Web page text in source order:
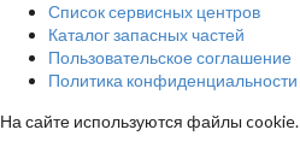
Список сервисных центров
Каталог запасных частей
Пользовательское соглашение
Политика конфиденциальности
На сайте используются файлы cookie.